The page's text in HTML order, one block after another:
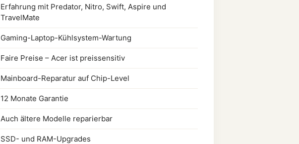
Erfahrung mit Predator, Nitro, Swift, Aspire und
TravelMate
Gaming-Laptop-Kühlsystem-Wartung
Faire Preise – Acer ist preissensitiv
Mainboard-Reparatur auf Chip-Level
12 Monate Garantie
Auch ältere Modelle reparierbar
SSD- und RAM-Upgrades